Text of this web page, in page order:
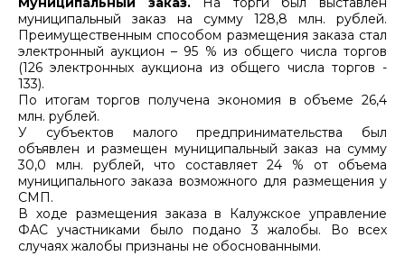
муниципальный заказ на сумму 128,8 млн. рублей.
Преимущественным способом размещения заказа стал
электронный аукцион – 95 % из общего числа торгов
(126 электронных аукциона из общего числа торгов -
133).
По итогам торгов получена экономия в объеме 26,4
млн. рублей.
У субъектов малого предпринимательства был
объявлен и размещен муниципальный заказ на сумму
30,0 млн. рублей, что составляет 24 % от объема
муниципального заказа возможного для размещения у
СМП.
В ходе размещения заказа в Калужское управление
ФАС участниками было подано 3 жалобы. Во всех
случаях жалобы признаны не обоснованными.